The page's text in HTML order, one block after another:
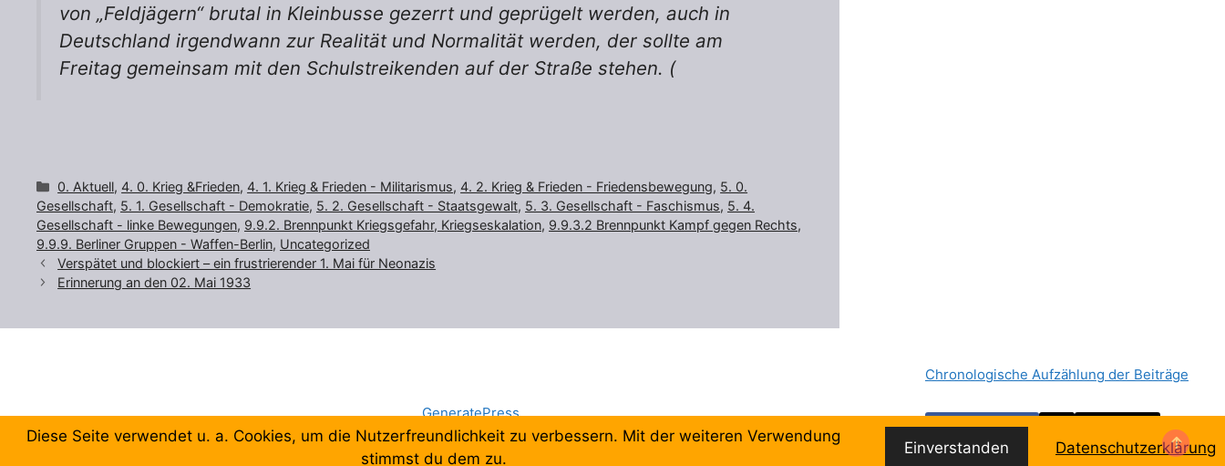
von „Feldjägern“ brutal in Kleinbusse gezerrt und geprügelt werden, auch in
Deutschland irgendwann zur Realität und Normalität werden, der sollte am
Freitag gemeinsam mit den Schulstreikenden auf der Straße stehen. (
Kategorien
0. Aktuell,4. 0. Krieg &Frieden,4. 1. Krieg & Frieden - Militarismus,4. 2. Krieg & Frieden - Friedensbewegung, 5. 0.
Gesellschaft, 5. 1. Gesellschaft - Demokratie, 5. 2. Gesellschaft - Staatsgewalt, 5. 3. Gesellschaft - Faschismus, 5. 4.
Gesellschaft - linke Bewegungen, 9.9.2. Brennpunkt Kriegsgefahr, Kriegseskalation, 9.9.3.2 Brennpunkt Kampf gegen Rechts,
9.9.9. Berliner Gruppen - Waffen-Berlin, Uncategorized
Verspätet und blockiert – ein frustrierender 1. Mai für Neonazis
Erinnerung an den 02. Mai 1933
Chronologische Aufzählung der Beiträge
Facebook
© 2026 Forum Gewerkschaftliche Linke Berlin• Erstellt mitGeneratePress
Diese Seite verwendet u. a. Cookies, um die Nutzerfreundlichkeit zu verbessern. Mit der weiteren Verwendung
stimmst du dem zu.
Einverstanden Datenschutzerklärung